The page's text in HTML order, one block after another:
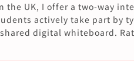
the UK, I offer a two-way
actively take part by
digital whiteboard.